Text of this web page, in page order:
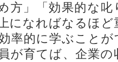
方」「効果的な
になればなるほ
率的に学ぶこと
が育てば、企業